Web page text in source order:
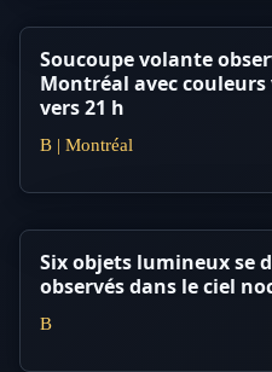
Soucoupe volante
Montréal avec
vers 21 h
B | Montréal
Six objets lumineux se
observés dans le ciel
B